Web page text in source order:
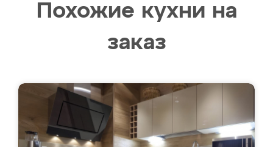
Похожие кухни на
заказ